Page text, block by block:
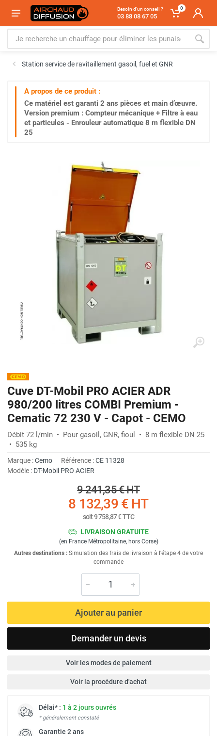
Besoin d'un conseil ?
03 88 08 67 05
0
Station service de ravitaillement gasoil, fuel et GNR
A propos de ce produit :
Ce matériel est garanti 2 ans pièces et main d’œuvre.
Version premium : Compteur mécanique + Filtre à eau
et particules - Enrouleur automatique 8 m flexible DN
25
Cuve DT-Mobil PRO ACIER ADR
980/200 litres COMBI Premium -
Cematic 72 230 V - Capot - CEMO
Débit 72 l/min • Pour gasoil, GNR, fioul • 8 m flexible DN 25
• 535 kg
Marque :Cemo Référence :CE 11328
Modèle : DT-Mobil PRO ACIER
9 241,35 €HT
8 132,39 € HT
soit9 758,87 €TTC
LIVRAISON GRATUITE
(en France Métropolitaine, hors Corse)
Autres destinations : Simulation des frais de livraison à l'étape 4 de votre
commande
Ajouter au panier
Demander un devis
Voir les modes de paiement
Voir la procédure d'achat
Délai* : 1 à 2 jours ouvrés
* généralement constaté
Garantie 2 ans